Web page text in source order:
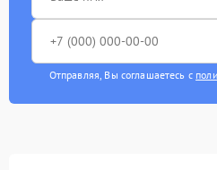
Отправляя, Вы соглашаетесь с